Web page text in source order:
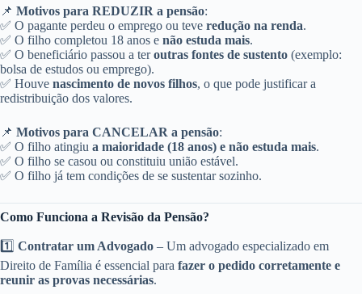
📌 Motivos para REDUZIR a pensão:
✅ O pagante perdeu o emprego ou teve redução na renda.
✅ O filho completou 18 anos e não estuda mais.
✅ O beneficiário passou a teroutras fontes de sustento (exemplo:
bolsa de estudos ou emprego).
✅ Houve nascimento de novos filhos, o que pode justificar a
redistribuição dos valores.
📌 Motivos para CANCELAR a pensão:
✅ O filho atingiu a maioridade (18 anos) e não estuda mais.
✅ O filho se casou ou constituiu união estável.
✅ O filho já tem condições de se sustentar sozinho.
Como Funciona a Revisão da Pensão?
1️⃣ Contratar um Advogado – Um advogado especializado em
Direito de Família é essencial para fazer o pedido corretamente e
reunir as provas necessárias.